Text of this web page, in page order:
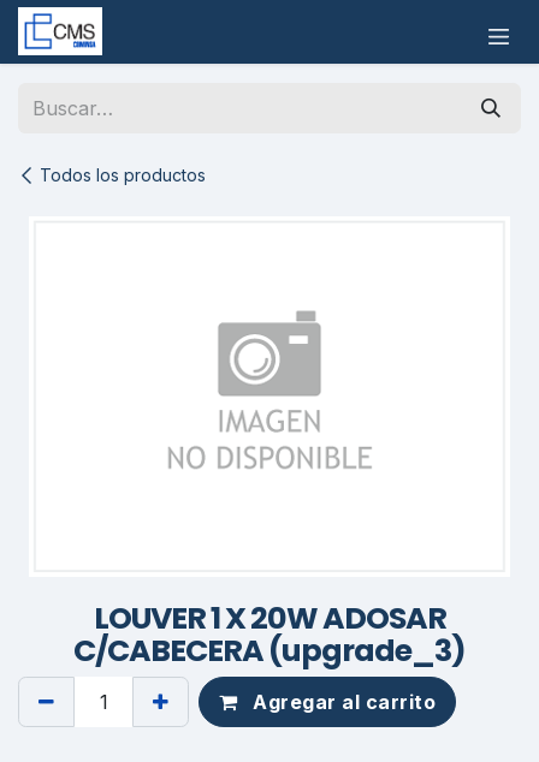
Ir al contenido
Todos los productos
LOUVER 1 X 20W ADOSAR
C/CABECERA (upgrade_3)
Agregar al carrito